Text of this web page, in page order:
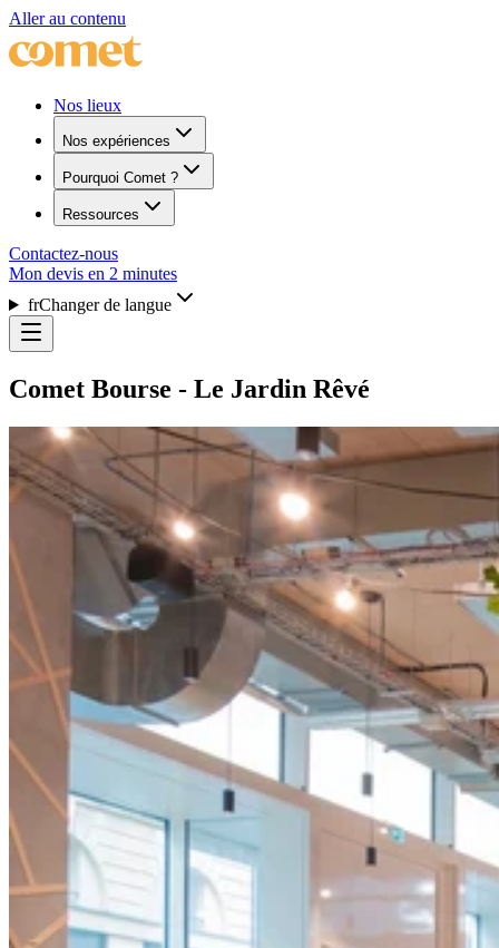
Aller au contenu
Nos lieux
Nos expériences
Pourquoi Comet ?
Ressources
Contactez-nous
Mon devis en 2 minutes
frChanger de langue
Comet Bourse - Le Jardin Rêvé